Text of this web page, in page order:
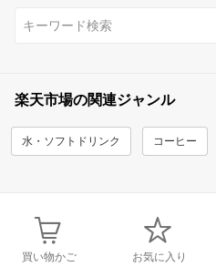
楽天市場の関連ジャンル
水・ソフトドリンク コーヒー
買い物かご お気に入り